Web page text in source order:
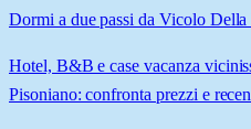
Dormi a due passi da Vicolo Della
Hotel, B&B e case vacanza
Pisoniano: confronta prezzi e